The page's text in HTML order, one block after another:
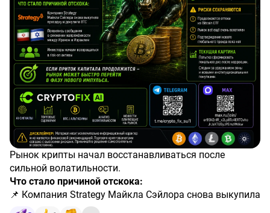
Рынок крипты начал восстанавливаться после
сильной волатильности.
Что стало причиной отскока:
📌 Компания Strategy Майкла Сэйлора снова выкупила
просадку и докупила BTC